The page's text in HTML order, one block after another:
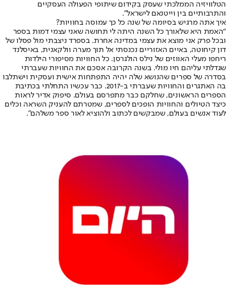
הטלוויזיה הממלכתי שעסק בקידום שיתופי הפעולה העסקיים
והתרבותיים בין וייטנאם לישראל”.
איך אתה מרגיש בסיומה של שנה כל כך עמוסה בחוויות?
“האמת היא שלאורך כל השנה היתה לי תחושה שאני עצמי דמות בספר
ובכל פרק אני מוצא את עצמי במדינה אחרת. בספרד ניצבתי מול פסלו של
דון קיחוטה, באיים האזוריים נכנסתי אל תוך מערה וולקאנית, באיסלנד
ריחפו מעלי האווזים של נילס הולגרסן. כל החוויות מסיפורי הילדות
שגדלתי עליהם חיו מולי. בשנה הקרובה אסכם את החוויות שעברתי
בסדרה של ספרים שהנושא שלה יהיה התפתחות אישית ועסקית וישתלבו
בה האתגרים והחוויות שעברתי ב-2017. כבר עכשיו התחלתי בכתיבת
הספרים הראשונים, שחלקם כבר מתפרסם בעולם. סיפוק אדיר לראות
כיצד הטיולים והחוויות הופכים לספרים, שמטרתם להעניק השראה וכלים
לעוד אנשים בעולם, שמבקשים לכתוב ולהוציא לאור ספר משלהם”.